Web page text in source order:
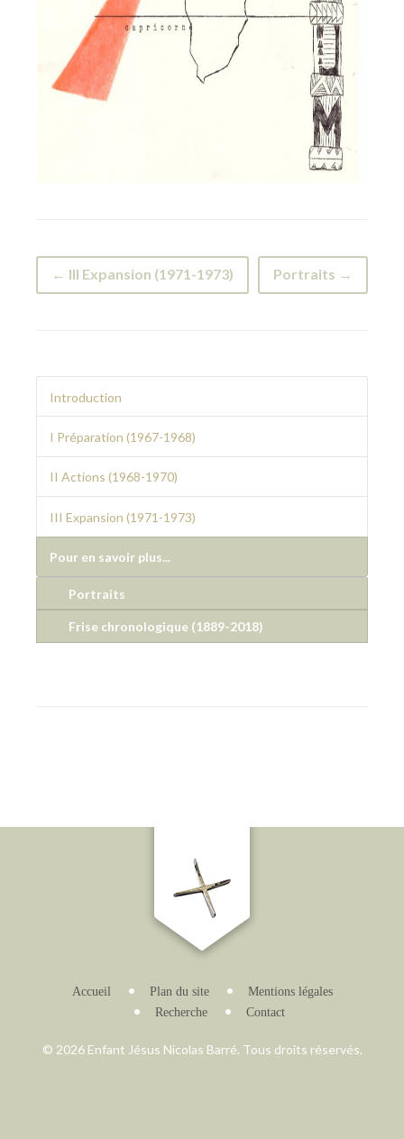
← III Expansion (1971-1973) Portraits →
Introduction
I Préparation (1967-1968)
II Actions (1968-1970)
III Expansion (1971-1973)
Pour en savoir plus...
Portraits
Frise chronologique (1889-2018)
Accueil Plan du site
Mentions légales
Recherche
Contact
© 2026 Enfant Jésus Nicolas Barré. Tous droits réservés.